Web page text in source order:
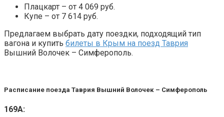
Плацкарт – от 4 069 руб.
Купе – от 7 614 руб.
Предлагаем выбрать дату поездки, подходящий тип
вагона и купить билеты в Крым на поезд Таврия
Вышний Волочек – Симферополь.
Расписание поезда Таврия Вышний Волочек – Симферополь
169А: